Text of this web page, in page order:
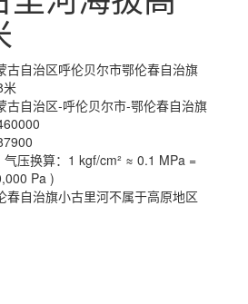
古自治区呼伦贝尔市鄂伦春自治旗
米
古自治区-呼伦贝尔市-鄂伦春自治旗
气压换算：1 kgf/cm² ≈ 0.1 MPa =
Pa )
春自治旗小古里河不属于高原地区